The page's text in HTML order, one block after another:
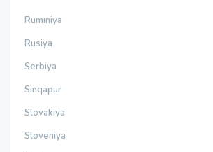
Rumıniya
Rusiya
Serbiya
Sinqapur
Slovakiya
Sloveniya